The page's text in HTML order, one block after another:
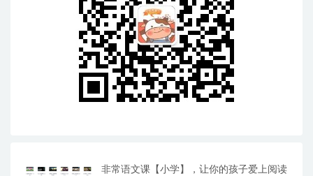
非常语文课【小学】，让你的孩子爱上阅读